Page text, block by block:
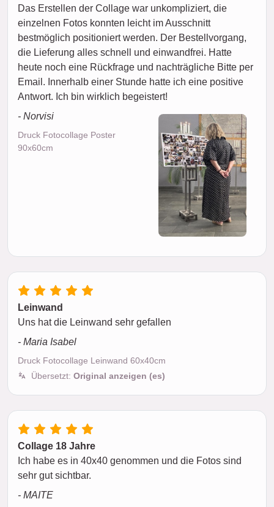
Das Erstellen der Collage war unkompliziert, die
einzelnen Fotos konnten leicht im Ausschnitt
bestmöglich positioniert werden. Der Bestellvorgang,
die Lieferung alles schnell und einwandfrei. Hatte
heute noch eine Rückfrage und nachträgliche Bitte per
Email. Innerhalb einer Stunde hatte ich eine positive
Antwort. Ich bin wirklich begeistert!
- Norvisi
Druck Fotocollage Poster
90x60cm
Leinwand
Uns hat die Leinwand sehr gefallen
- Maria Isabel
Druck Fotocollage Leinwand 60x40cm
Übersetzt: Original anzeigen (es)
Collage 18 Jahre
Ich habe es in 40x40 genommen und die Fotos sind
sehr gut sichtbar.
- MAITE